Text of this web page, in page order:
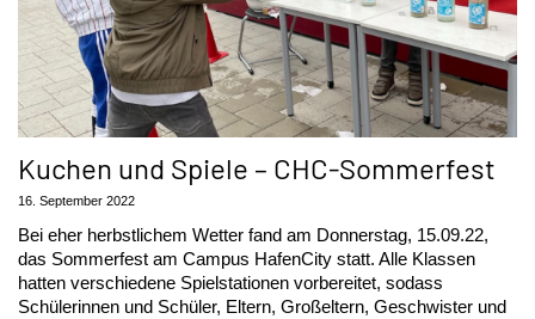
Kuchen und Spiele – CHC-Sommerfest
16. September 2022
Bei eher herbstlichem Wetter fand am Donnerstag, 15.09.22,
das Sommerfest am Campus HafenCity statt. Alle Klassen
hatten verschiedene Spielstationen vorbereitet, sodass
Schülerinnen und Schüler, Eltern, Großeltern, Geschwister und